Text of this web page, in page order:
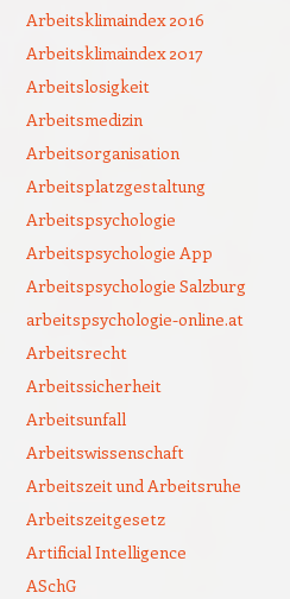
Arbeitsklimaindex 2016
Arbeitsklimaindex 2017
Arbeitslosigkeit
Arbeitsmedizin
Arbeitsorganisation
Arbeitsplatzgestaltung
Arbeitspsychologie
Arbeitspsychologie App
Arbeitspsychologie Salzburg
arbeitspsychologie-online.at
Arbeitsrecht
Arbeitssicherheit
Arbeitsunfall
Arbeitswissenschaft
Arbeitszeit und Arbeitsruhe
Arbeitszeitgesetz
Artificial Intelligence
ASchG